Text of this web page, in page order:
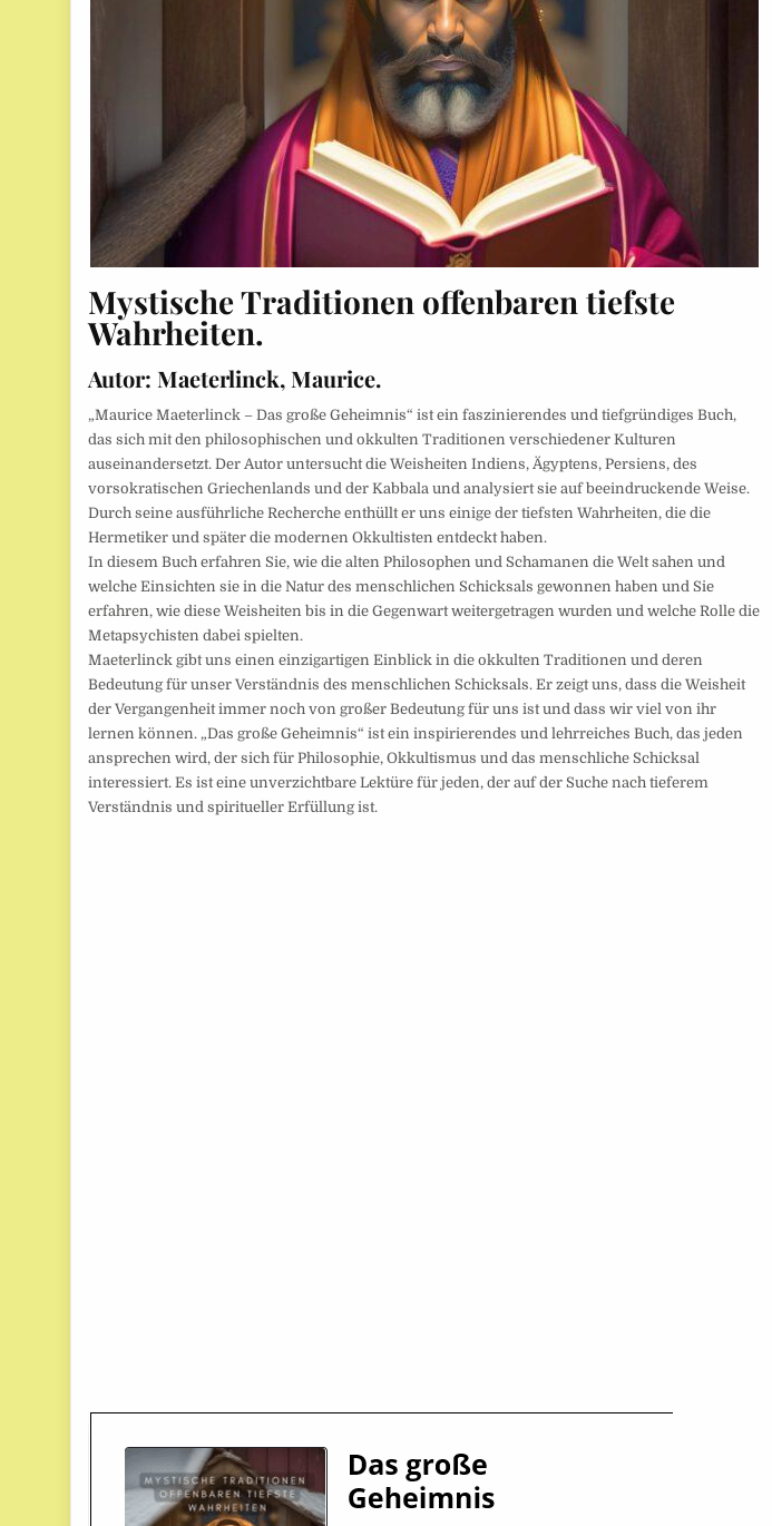
Mystische Traditionen offenbaren tiefste
Wahrheiten.
Autor: Maeterlinck, Maurice.
„Maurice Maeterlinck – Das große Geheimnis“ ist ein faszinierendes und tiefgründiges Buch,
das sich mit den philosophischen und okkulten Traditionen verschiedener Kulturen
auseinandersetzt. Der Autor untersucht die Weisheiten Indiens, Ägyptens, Persiens, des
vorsokratischen Griechenlands und der Kabbala und analysiert sie auf beeindruckende Weise.
Durch seine ausführliche Recherche enthüllt er uns einige der tiefsten Wahrheiten, die die
Hermetiker und später die modernen Okkultisten entdeckt haben.
In diesem Buch erfahren Sie, wie die alten Philosophen und Schamanen die Welt sahen und
welche Einsichten sie in die Natur des menschlichen Schicksals gewonnen haben und Sie
erfahren, wie diese Weisheiten bis in die Gegenwart weitergetragen wurden und welche Rolle die
Metapsychisten dabei spielten.
Maeterlinck gibt uns einen einzigartigen Einblick in die okkulten Traditionen und deren
Bedeutung für unser Verständnis des menschlichen Schicksals. Er zeigt uns, dass die Weisheit
der Vergangenheit immer noch von großer Bedeutung für uns ist und dass wir viel von ihr
lernen können. „Das große Geheimnis“ ist ein inspirierendes und lehrreiches Buch, das jeden
ansprechen wird, der sich für Philosophie, Okkultismus und das menschliche Schicksal
interessiert. Es ist eine unverzichtbare Lektüre für jeden, der auf der Suche nach tieferem
Verständnis und spiritueller Erfüllung ist.